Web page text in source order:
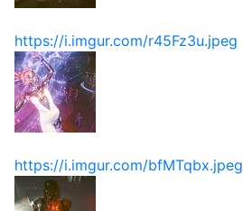
https://i.imgur.com/r45Fz3u.jpeg
https://i.imgur.com/bfMTqbx.jpeg